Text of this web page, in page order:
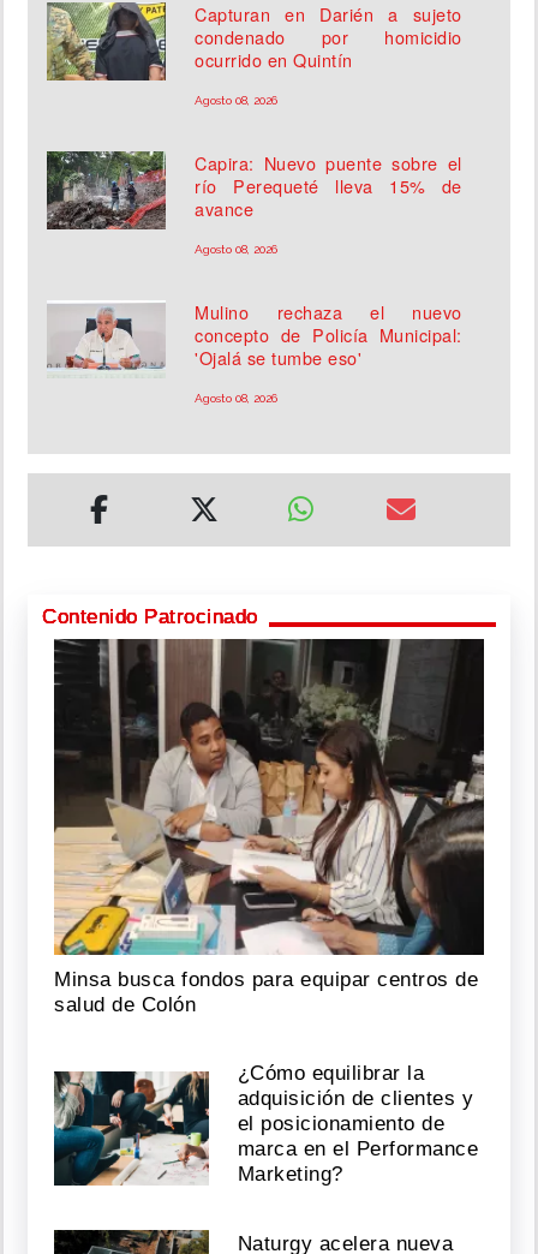
Capturan en Darién a sujeto
condenado por homicidio
ocurrido en Quintín
Agosto 08, 2026
Capira: Nuevo puente sobre el
río Perequeté lleva 15% de
avance
Agosto 08, 2026
Mulino rechaza el nuevo
concepto de Policía Municipal:
'Ojalá se tumbe eso'
Agosto 08, 2026
Contenido Patrocinado
Minsa busca fondos para equipar centros de
salud de Colón
¿Cómo equilibrar la
adquisición de clientes y
el posicionamiento de
marca en el Performance
Marketing?
Naturgy acelera nueva